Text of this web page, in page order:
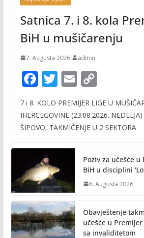
Satnica 7. i 8. kola
BiH u mušičarenju
7. Augusta 2026. admin
F
e
b
o
k
T
itt
er
E
ai
l
C
p
y
n
k
7 i 8. KOLO PREMIJER LIGE U
IHERCEGOVINE (23.08.2026.
ŠIPOVO, TAKMIČENJE U 2 SEKTORA
Poziv za učešće u
BiH u disciplini
6. Augusta 2026.
Obavještenje
učešće u
sa invaliditetom